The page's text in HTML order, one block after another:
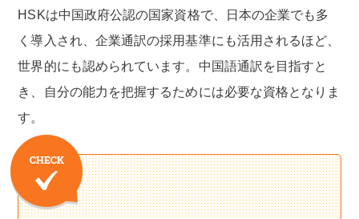
HSKは中国政府公認の国家資格で、日本の企業でも多
く導入され、企業通訳の採用基準にも活用されるほど、
世界的にも認められています。中国語通訳を目指すと
き、自分の能力を把握するためには必要な資格となりま
す。